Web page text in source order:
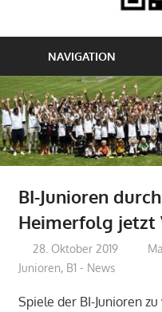
NAVIGATION
BI-Junioren
Heimerfolg jetzt
28. Oktober 2019
Junioren, B1 - News
Spiele der BI-Junioren